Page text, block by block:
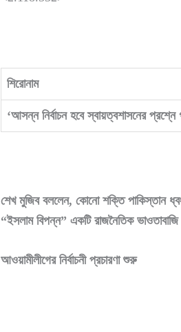
শিরোনাম
‘আসন্ন নির্বাচন হবে স্বায়ত্বশাসনের
শেখ মুজিব বললেন,কোনো শক্তি পাকিস্তান
“ইসলাম বিপন্ন”একটি রাজনৈতিক ভাওতাবাজি
আওয়ামীলীগের নির্বাচনী প্রচারণা শুরু